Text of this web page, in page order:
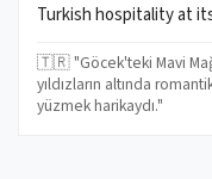
Turkish hospitality at
🇹🇷 "Göcek'teki Mavi
yıldızların altında
yüzmek harikaydı."